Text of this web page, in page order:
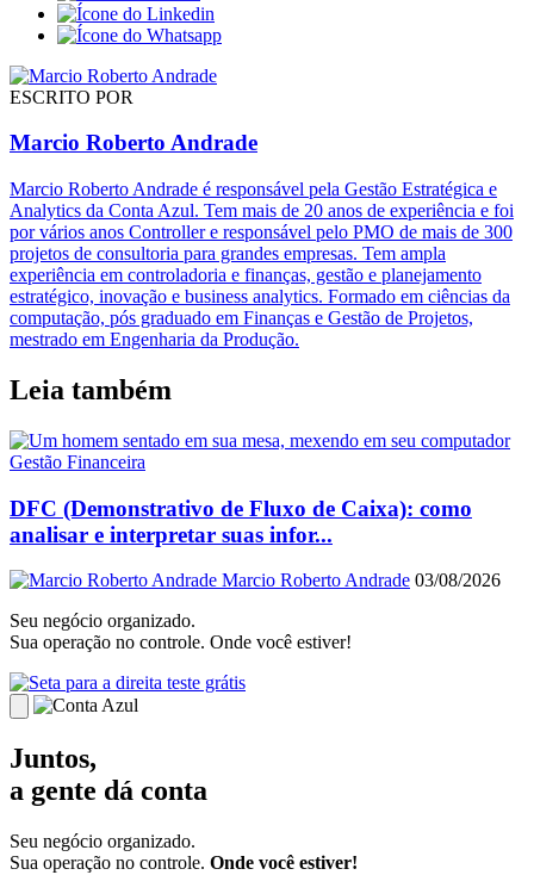
ESCRITO POR
Marcio Roberto Andrade
Marcio Roberto Andrade é responsável pela Gestão Estratégica e
Analytics da Conta Azul. Tem mais de 20 anos de experiência e foi
por vários anos Controller e responsável pelo PMO de mais de 300
projetos de consultoria para grandes empresas. Tem ampla
experiência em controladoria e finanças, gestão e planejamento
estratégico, inovação e business analytics. Formado em ciências da
computação, pós graduado em Finanças e Gestão de Projetos,
mestrado em Engenharia da Produção.
Leia também
Gestão Financeira
DFC (Demonstrativo de Fluxo de Caixa): como
analisar e interpretar suas infor...
Marcio Roberto Andrade 03/08/2026
Seu negócio organizado.
Sua operação no controle. Onde você estiver!
teste grátis
Juntos,
a gente dá conta
Seu negócio organizado.
Sua operação no controle. Onde você estiver!